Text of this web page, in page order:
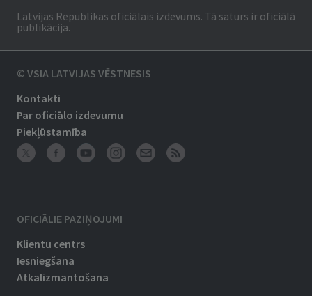
Latvijas Republikas oficiālais izdevums. Tā saturs ir oficiālā
publikācija.
© VSIA LATVIJAS VĒSTNESIS
Kontakti
Par oficiālo izdevumu
Piekļūstamība
OFICIĀLIE PAZIŅOJUMI
Klientu centrs
Iesniegšana
Atkalizmantošana